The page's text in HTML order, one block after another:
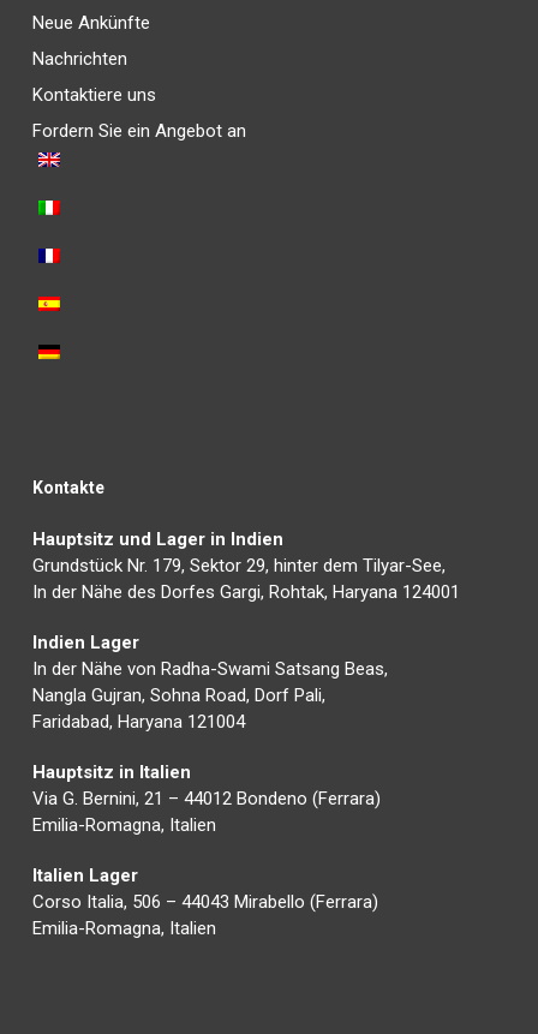
Neue Ankünfte
Nachrichten
Kontaktiere uns
Fordern Sie ein Angebot an
Kontakte
Hauptsitz und Lager in Indien
Grundstück Nr. 179, Sektor 29, hinter dem Tilyar-See,
In der Nähe des Dorfes Gargi, Rohtak, Haryana 124001
Indien Lager
In der Nähe von Radha-Swami Satsang Beas,
Nangla Gujran, Sohna Road, Dorf Pali,
Faridabad, Haryana 121004
Hauptsitz in Italien
Via G. Bernini, 21 – 44012 Bondeno (Ferrara)
Emilia-Romagna, Italien
Italien Lager
Corso Italia, 506 – 44043 Mirabello (Ferrara)
Emilia-Romagna, Italien